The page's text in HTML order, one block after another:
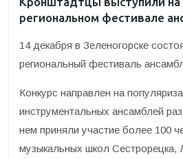
региональном фестивале
14 декабря в Зеленогорске
региональный фестиваль
Конкурс направлен на
инструментальных ансамблей
нем приняли участие более 100
музыкальных школ Сестрорецка,